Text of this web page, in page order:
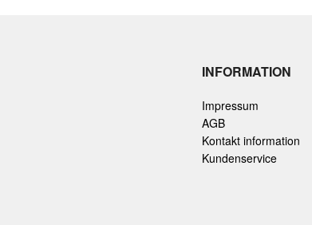
INFORMATION
Impressum
AGB
Kontakt information
Kundenservice